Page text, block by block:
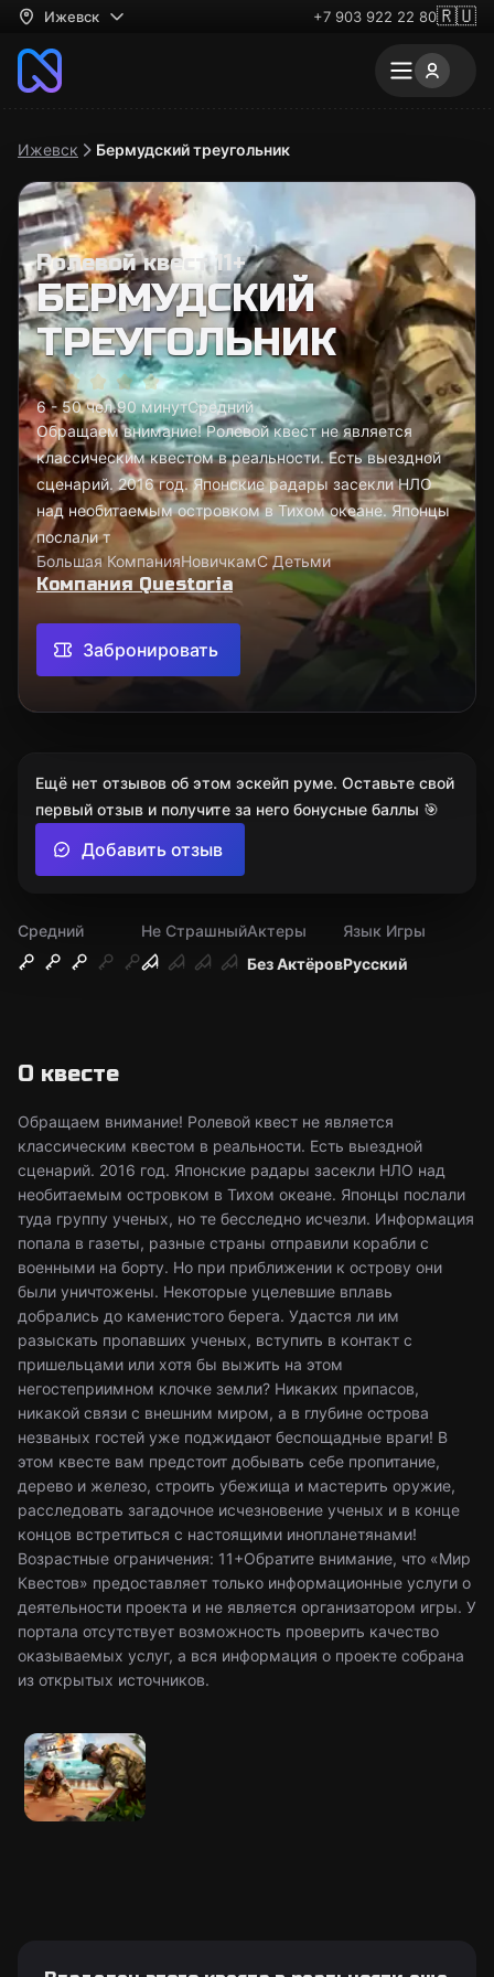
Ижевск +7 903 922 22 80🇷🇺
Ижевск Бермудский треугольник
Ролевой квест 11+
БЕРМУДСКИЙ
ТРЕУГОЛЬНИК
6 - 50 чел.90 минутСредний
Обращаем внимание! Ролевой квест не является
классическим квестом в реальности. Есть выездной
сценарий. 2016 год. Японские радары засекли НЛО
над необитаемым островком в Тихом океане. Японцы
послали т
Большая КомпанияНовичкамС Детьми
Компания Questoria
Забронировать
Средний
Не Страшный
Без Актёров
Актеры
Русский
Язык Игры
О квесте
Обращаем внимание! Ролевой квест не является
классическим квестом в реальности. Есть выездной
сценарий. 2016 год. Японские радары засекли НЛО над
необитаемым островком в Тихом океане. Японцы послали
туда группу ученых, но те бесследно исчезли. Информация
попала в газеты, разные страны отправили корабли с
военными на борту. Но при приближении к острову они
были уничтожены. Некоторые уцелевшие вплавь
добрались до каменистого берега. Удастся ли им
разыскать пропавших ученых, вступить в контакт с
пришельцами или хотя бы выжить на этом
негостеприимном клочке земли? Никаких припасов,
никакой связи с внешним миром, а в глубине острова
незваных гостей уже поджидают беспощадные враги! В
этом квесте вам предстоит добывать себе пропитание,
дерево и железо, строить убежища и мастерить оружие,
расследовать загадочное исчезновение ученых и в конце
концов встретиться с настоящими инопланетянами!
Возрастные ограничения: 11+Обратите внимание, что «Мир
Квестов» предоставляет только информационные услуги о
деятельности проекта и не является организатором игры. У
портала отсутствует возможность проверить качество
оказываемых услуг, а вся информация о проекте собрана
из открытых источников.
Ещё нет отзывов об этом эскейп руме. Оставьте свой
первый отзыв и получите за него бонусные баллы 🎯
Добавить отзыв